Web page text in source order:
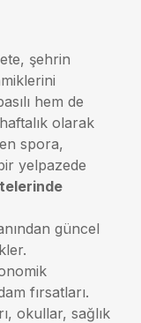
şehrin
hem de
olarak
spora,
yelpazede
güncel
fırsatları.
okullar, sağlık